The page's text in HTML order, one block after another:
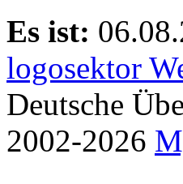
Es ist:
logosektor
Deutsche
2002-2026